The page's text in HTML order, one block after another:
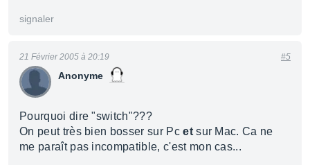
signaler
Anonyme
21 Février 2005 à 20:19 #5
Pourquoi dire "switch"???
On peut très bien bosser sur Pcetsur Mac. Ca ne
me paraît pas incompatible, c'est mon cas...